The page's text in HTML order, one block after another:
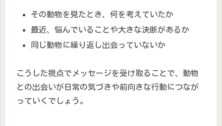
その動物を見たとき、何を考えていたか
最近、悩んでいることや大きな決断があるか
同じ動物に繰り返し出会っていないか
こうした視点でメッセージを受け取ることで、動物
との出会いが日常の気づきや前向きな行動につなが
っていくでしょう。